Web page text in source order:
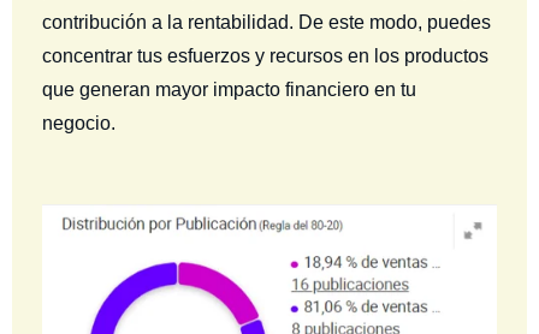
contribución a la rentabilidad. De este modo, puedes
concentrar tus esfuerzos y recursos en los productos
que generan mayor impacto financiero en tu
negocio.